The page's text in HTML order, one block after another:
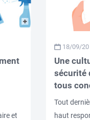
et
18/09/20
Une
sécurité
tous
Tout
haut